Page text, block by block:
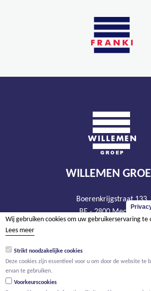
WILLEMEN
Boerenkrijgstraat 133
BE - 2800 Mechelen
tel +32 15 569 965
BTW BE 0466.256.432
Wij gebruiken cookies om uw gebruikerservaring te
Lees meer
Strikt noodzakelijke cookies
Deze cookies zijn essentieel voor u om door de website te
ervan te gebruiken.
Voorkeurscookies